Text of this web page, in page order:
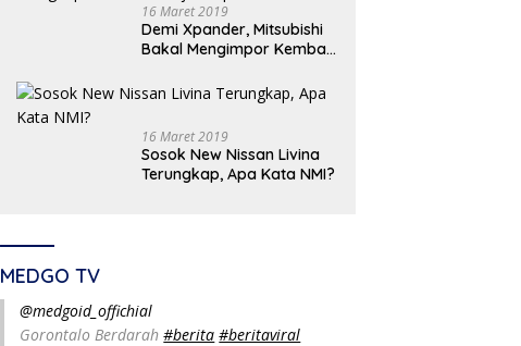
16 Maret 2019
Demi Xpander, Mitsubishi
Bakal Mengimpor Kembali
16 Maret 2019
Sosok New Nissan Livina
Terungkap, Apa Kata NMI?
MEDGO TV
@medgoid_offichial
Gorontalo Berdarah#berita #beritaviral